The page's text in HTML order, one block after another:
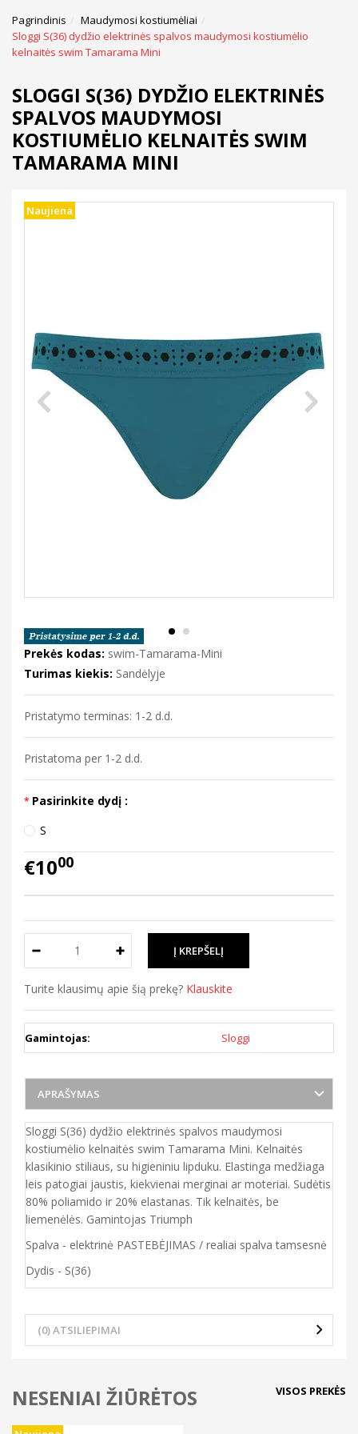
Pagrindinis
Maudymosi kostiumėliai
Sloggi S(36) dydžio elektrinės spalvos maudymosi kostiumėlio
kelnaitės swim Tamarama Mini
SLOGGI S(36) DYDŽIO ELEKTRINĖS
SPALVOS MAUDYMOSI
KOSTIUMĖLIO KELNAITĖS SWIM
TAMARAMA MINI
Naujiena
Prekės kodas: swim-Tamarama-Mini
Turimas kiekis: Sandėlyje
Pristatymo terminas: 1-2 d.d.
Pristatoma per 1-2 d.d.
Pasirinkite dydį :
S
€1000
Turite klausimų apie šią prekę? Klauskite
Gamintojas: Sloggi
APRAŠYMAS
Sloggi S(36) dydžio elektrinės spalvos maudymosi
kostiumėlio kelnaitės swim Tamarama Mini. Kelnaitės
klasikinio stiliaus, su higieniniu lipduku. Elastinga medžiaga
leis patogiai jaustis, kiekvienai merginai ar moteriai. Sudėtis
80% poliamido ir 20% elastanas. Tik kelnaitės, be
liemenėlės. Gamintojas Triumph
Spalva - elektrinė PASTEBĖJIMAS / realiai spalva tamsesnė
Dydis - S(36)
(0) ATSILIEPIMAI
NESENIAI ŽIŪRĖTOS VISOS PREKĖS